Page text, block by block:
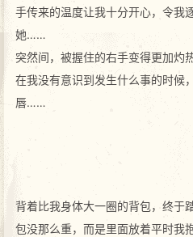
手传来的温度让我十分开心，令我
她……
突然间，被握住的右手变得更加灼热
在我没有意识到发生什么事的时候
唇……
背着比我身体大一圈的背包，终于
包没那么重，而是里面放着平时我